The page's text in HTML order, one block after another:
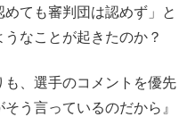
ても審判団は認めず」と
なことが起きたのか？
も、選手のコメントを優先
う言っているのだから』